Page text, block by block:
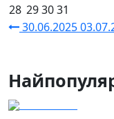
28 293031
30.06.2025